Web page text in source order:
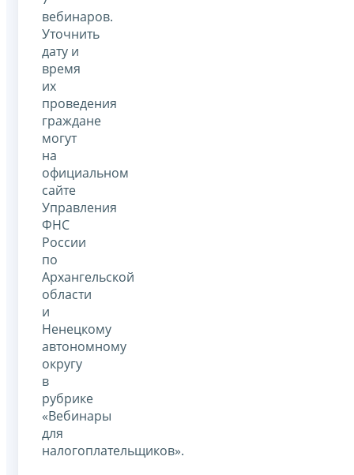
вебинаров.
Уточнить
дату и
время
их
проведения
граждане
могут
на
официальном
сайте
Управления
ФНС
России
по
Архангельской
области
и
Ненецкому
автономному
округу
в
рубрике
«Вебинары
для
налогоплательщиков».